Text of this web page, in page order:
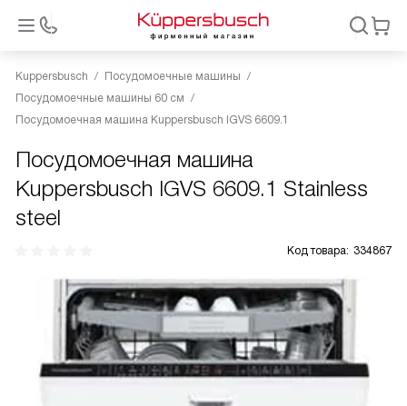
Kuppersbusch
Посудомоечные машины
Посудомоечные машины 60 см
Посудомоечная машина Kuppersbusch IGVS 6609.1
Посудомоечная машина
Kuppersbusch IGVS 6609.1 Stainless
steel
Код товара: 334867